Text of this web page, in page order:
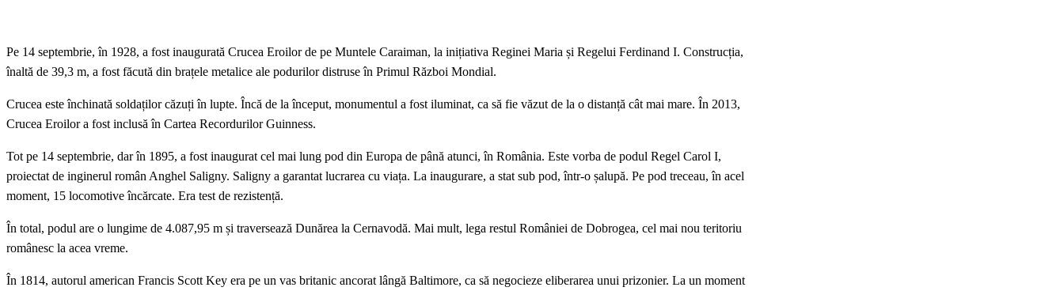
Pe 14 septembrie, în 1928, a fost inaugurată Crucea Eroilor de pe Muntele Caraiman, la inițiativa Reginei Maria și Regelui Ferdinand I. Construcția,
înaltă de 39,3 m, a fost făcută din brațele metalice ale podurilor distruse în Primul Război Mondial.
Crucea este închinată soldaților căzuți în lupte. Încă de la început, monumentul a fost iluminat, ca să fie văzut de la o distanță cât mai mare. În 2013,
Crucea Eroilor a fost inclusă în Cartea Recordurilor Guinness.
Tot pe 14 septembrie, dar în 1895, a fost inaugurat cel mai lung pod din Europa de până atunci, în România. Este vorba de podul Regel Carol I,
proiectat de inginerul român Anghel Saligny. Saligny a garantat lucrarea cu viața. La inaugurare, a stat sub pod, într-o șalupă. Pe pod treceau, în acel
moment, 15 locomotive încărcate. Era test de rezistență.
În total, podul are o lungime de 4.087,95 m și traversează Dunărea la Cernavodă. Mai mult, lega restul României de Dobrogea, cel mai nou teritoriu
românesc la acea vreme.
În 1814, autorul american Francis Scott Key era pe un vas britanic ancorat lângă Baltimore, ca să negocieze eliberarea unui prizonier. La un moment